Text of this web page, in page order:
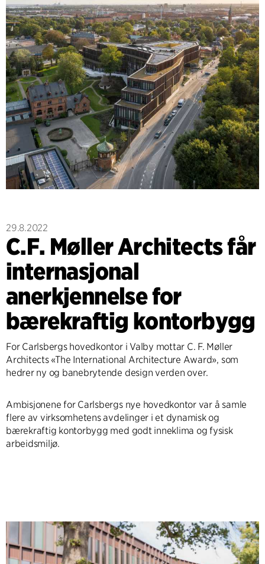
29.8.2022
C.F. Møller Architects får
internasjonal
anerkjennelse for
bærekraftig kontorbygg
For Carlsbergs hovedkontor i Valby mottar C. F. Møller
Architects «The International Architecture Award», som
hedrer ny og banebrytende design verden over.
Ambisjonene for Carlsbergs nye hovedkontor var å samle
flere av virksomhetens avdelinger i et dynamisk og
bærekraftig kontorbygg med godt inneklima og fysisk
arbeidsmiljø.